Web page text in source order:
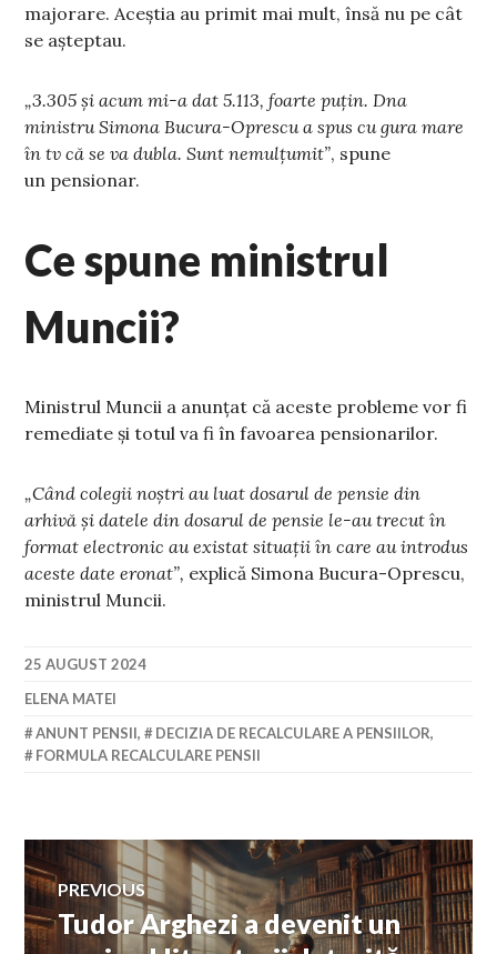
majorare. Aceștia au primit mai mult, însă nu pe cât
se așteptau.
„3.305 și acum mi-a dat 5.113, foarte puțin. Dna
ministru Simona Bucura-Oprescu a spus cu gura mare
în tv că se va dubla. Sunt nemulțumit”, spune
un pensionar.
Ce spune ministrul
Muncii?
Ministrul Muncii a anunțat că aceste probleme vor fi
remediate și totul va fi în favoarea pensionarilor.
„Când colegii noştri au luat dosarul de pensie din
arhivă şi datele din dosarul de pensie le-au trecut în
format electronic au existat situaţii în care au introdus
aceste date eronat”, explică Simona Bucura-Oprescu,
ministrul Muncii.
25 AUGUST 2024
ELENA MATEI
ANUNT PENSII, DECIZIA DE RECALCULARE A PENSIILOR,
FORMULA RECALCULARE PENSII
Navigare
în
PREVIOUS
Previous
post:
Tudor Arghezi a devenit un